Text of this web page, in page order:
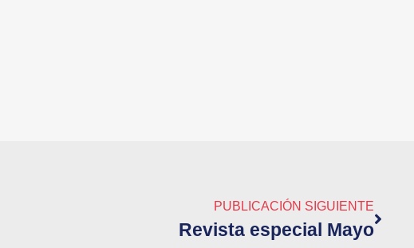
PUBLICACIÓN SIGUIENTE
Revista especial Mayo